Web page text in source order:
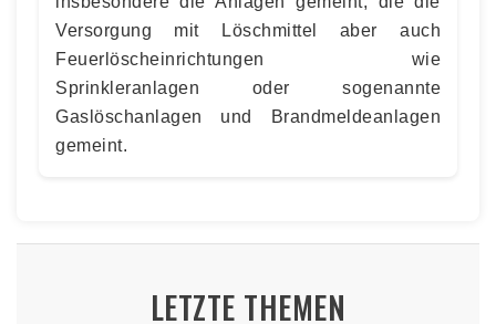
Versorgung mit Löschmittel aber auch
Feuerlöscheinrichtungen wie
Sprinkleranlagen oder sogenannte
Gaslöschanlagen und Brandmeldeanlagen
gemeint.
LETZTE THEMEN